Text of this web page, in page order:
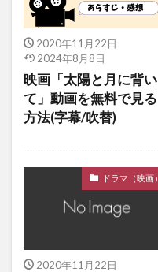
2020年11月22日
2024年8月8日
映画「太陽と月に背い
て」動画を無料で見る
方法(字幕/吹替)
ドラマ（映画）
2020年11月22日